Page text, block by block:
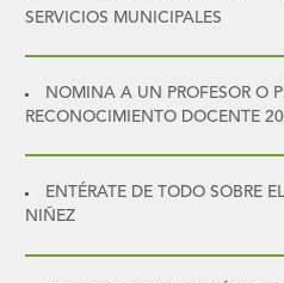
SERVICIOS MUNICIPALES
NOMINA A UN PROFESOR O
RECONOCIMIENTO DOCENTE
ENTÉRATE DE TODO SOBRE
NIÑEZ